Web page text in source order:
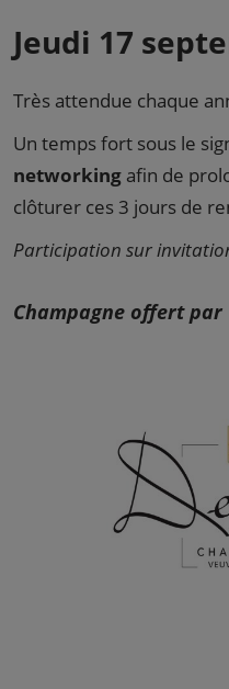
Jeudi 17
Très attendue chaque
Un temps fort sous le
networking afin de
clôturer ces 3 jours de
Participation sur
Champagne offert par